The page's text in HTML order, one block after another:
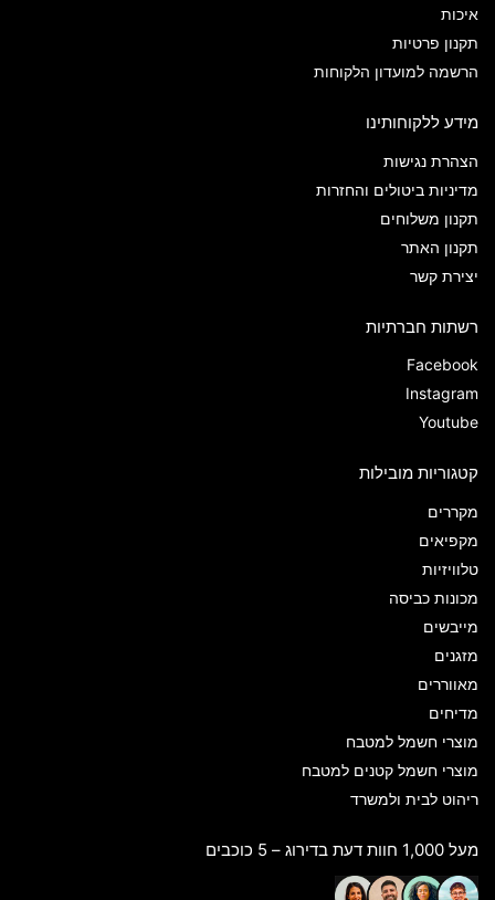
איכות
תקנון פרטיות
הרשמה למועדון הלקוחות
מידע ללקוחותינו
הצהרת נגישות
מדיניות ביטולים והחזרות
תקנון משלוחים
תקנון האתר
יצירת קשר
רשתות חברתיות
Facebook
Instagram
Youtube
קטגוריות מובילות
מקררים
מקפיאים
טלוויזיות
מכונות כביסה
מייבשים
מזגנים
מאווררים
מדיחים
מוצרי חשמל למטבח
מוצרי חשמל קטנים למטבח
ריהוט לבית ולמשרד
מעל 1,000 חוות דעת בדירוג – 5 כוכבים